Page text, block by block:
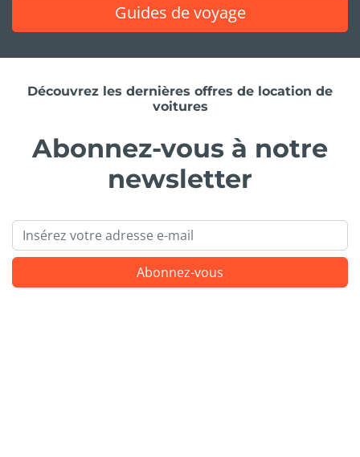
Guides de voyage
Découvrez les dernières offres de location de
voitures
Abonnez-vous à notre
newsletter
Email
Abonnez-vous